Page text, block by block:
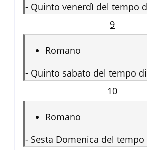
- Quinto venerdì del tempo
9
Romano
- Quinto sabato del tempo
10
Romano
- Sesta Domenica del tempo